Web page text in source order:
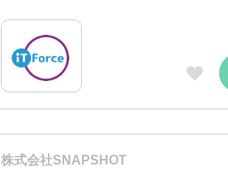
株式会社SNAPSHOT